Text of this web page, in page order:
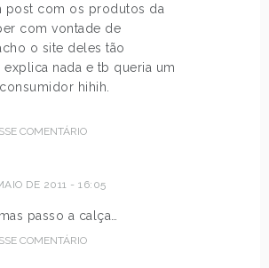
post com os produtos da
com vontade de
o site deles tão
explica nada e tb queria um
hihih.
COMENTÁRIO
DE 2011 - 16:05
passo a calça…
COMENTÁRIO